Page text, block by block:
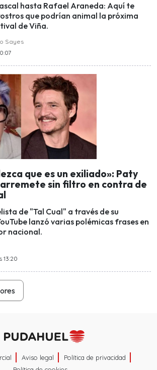
hasta Rafael Araneda: Aquí te
que podrían animal la próxima
de Viña.
Sayes
que es un exiliado»: Paty
sin filtro en contra de
de "Tal Cual" a través de su
lanzó varias polémicas frases en
nacional.
13:20
Aviso legal
Política de privacidad